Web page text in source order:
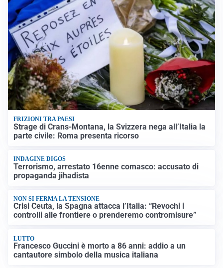
FRIZIONI TRA PAESI
Strage di Crans-Montana, la Svizzera nega all’Italia la
parte civile: Roma presenta ricorso
INDAGINE DIGOS
Terrorismo, arrestato 16enne comasco: accusato di
propaganda jihadista
NON SI FERMA LA TENSIONE
Crisi Ceuta, la Spagna attacca l’Italia: “Revochi i
controlli alle frontiere o prenderemo contromisure”
LUTTO
Francesco Guccini è morto a 86 anni: addio a un
cantautore simbolo della musica italiana